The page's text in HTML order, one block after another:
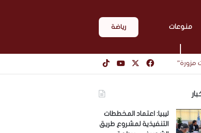
منوعات رياضة
مزورة” فيسبوك‫YouTube
ليبيا: اعتماد المخططات
التنفيذية لمشروع طريق